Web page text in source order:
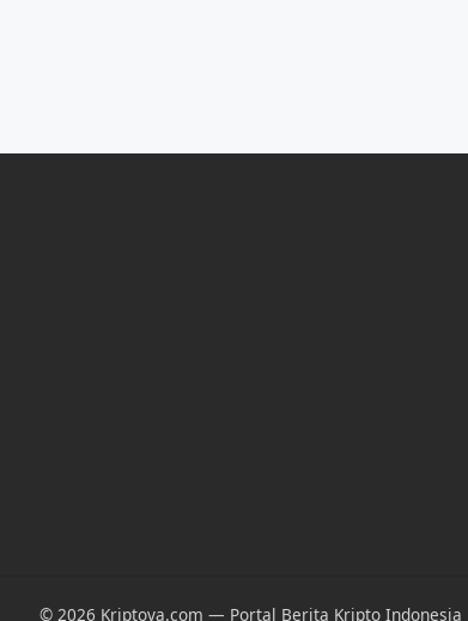
© 2026 Kriptova.com — Portal Berita Kripto Indonesia